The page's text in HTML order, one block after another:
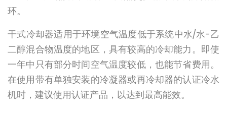
环。
干式冷却器适用于环境空气温度低于系统中水/水-乙
二醇混合物温度的地区，具有较高的冷却能力。即使
一年中只有部分时间空气温度较低，也能节省费用。
在使用带有单独安装的冷凝器或再冷却器的认证冷水
机时，建议使用认证产品，以达到最高能效。